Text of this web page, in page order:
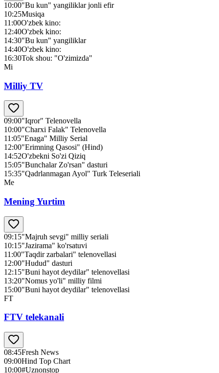
10:00"Bu kun" yangiliklar jonli efir
10:25Musiqa
11:00O'zbek kino:
12:40O'zbek kino:
14:30"Bu kun" yangiliklar
14:40O'zbek kino:
16:30Tok shou: "O'zimizda"
Mi
Milliy TV
09:00"Iqror" Telenovella
10:00"Charxi Falak" Telenovella
11:05"Enaga" Milliy Serial
12:00"Erimning Qasosi" (Hind)
14:52O'zbekni So'zi Qiziq
15:05"Bunchalar Zo'rsan" dasturi
15:35"Qadrlanmagan Ayol" Turk Teleseriali
Me
Mening Yurtim
09:15"Majruh sevgi" milliy seriali
10:15"Jazirama" ko'rsatuvi
11:00"Taqdir zarbalari" telenovellasi
12:00"Hudud" dasturi
12:15"Buni hayot deydilar" telenovellasi
13:20"Nomus yo'li" milliy filmi
15:00"Buni hayot deydilar" telenovellasi
FT
FTV telekanali
08:45Fresh News
09:00Hind Top Chart
10:00#Uznonstop